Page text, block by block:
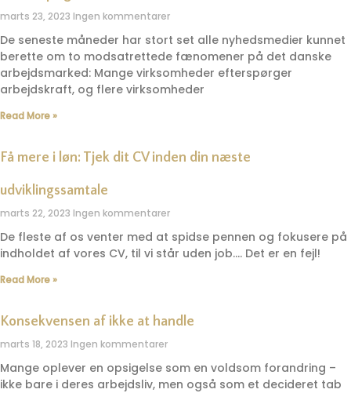
marts 23, 2023 Ingen kommentarer
De seneste måneder har stort set alle nyhedsmedier kunnet
berette om to modsatrettede fænomener på det danske
arbejdsmarked: Mange virksomheder efterspørger
arbejdskraft, og flere virksomheder
Read More »
Få mere i løn: Tjek dit CV inden din næste
udviklingssamtale
marts 22, 2023 Ingen kommentarer
De fleste af os venter med at spidse pennen og fokusere på
indholdet af vores CV, til vi står uden job…. Det er en fejl!
Read More »
Konsekvensen af ikke at handle
marts 18, 2023 Ingen kommentarer
Mange oplever en opsigelse som en voldsom forandring –
ikke bare i deres arbejdsliv, men også som et decideret tab